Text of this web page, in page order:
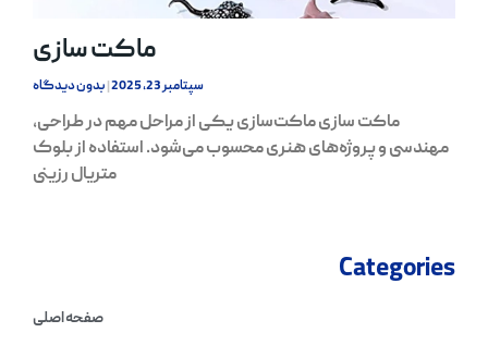
ماکت سازی
سپتامبر 23, 2025 بدون دیدگاه
ماکت سازی ماکت‌سازی یکی از مراحل مهم در طراحی،
مهندسی و پروژه‌های هنری محسوب می‌شود. استفاده از بلوک
متریال رزینی
Categories
صفحه اصلی